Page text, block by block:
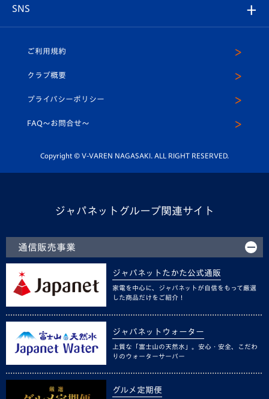
ホームタウン
平和祈念活動
ホームタウン活動
U-18
スクール
SNS
ヴィヴィくんインスタグラム
公式LINE＠
ご利用規約
クラブ概要
プライバシーポリシー
FAQ〜お問合せ〜
Copyright © V-VAREN NAGASAKI. ALL RIGHT RESERVED.
ジャパネットグループ関連サイト
通信販売事業
ジャパネットたかた公式通販
家電を中心に、ジャパネットが自信をもって厳選
した商品だけをご紹介！
ジャパネットウォーター
上質な「富士山の天然水」。安心・安全、こだわ
りのウォーターサーバー
グルメ定期便